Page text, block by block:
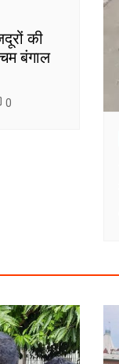
की
बंगाल
0